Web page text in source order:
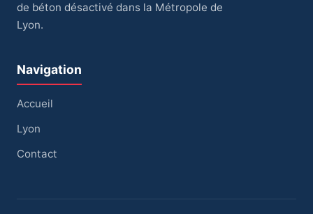
de béton désactivé dans la Métropole de
Lyon.
Navigation
Accueil
Lyon
Contact